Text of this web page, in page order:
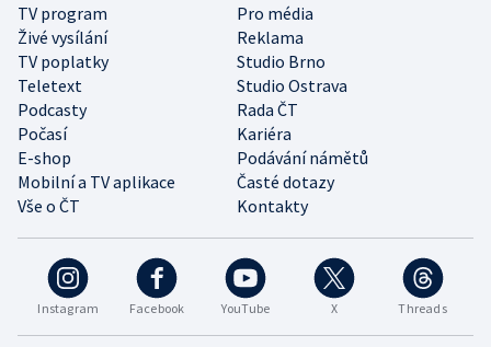
Instagram Facebook YouTube X Threads
TV program
Pro média
Živé vysílání
Reklama
TV poplatky
Studio Brno
Teletext
Studio Ostrava
Podcasty
Rada ČT
Počasí
Kariéra
E-shop
Podávání námětů
Mobilní a TV aplikace
Časté dotazy
Vše o ČT
Kontakty